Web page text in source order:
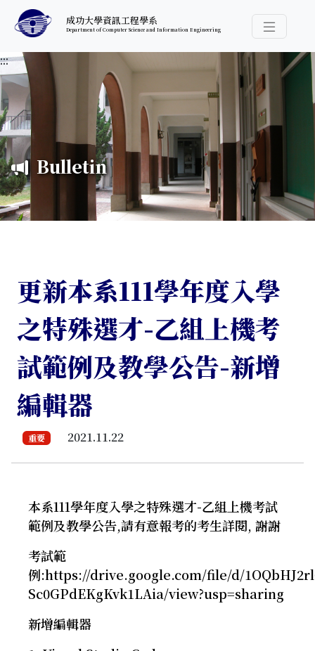
跳至中央內容區塊
成功大學資訊工程學系
Department of Computer Science and Information Engineering
導覽選
:::
Bulletin
更新本系111學年度入學
之特殊選才-乙組上機考
試範例及教學公告-新增
編輯器
重要 2021.11.22
本系111學年度入學之特殊選才-乙組上機考試
範例及教學公告,請有意報考的考生詳閱, 謝謝
考試範
例:https://drive.google.com/file/d/
Sc0GPdEKgKvk1LAia/view?usp=sharing
新增編輯器